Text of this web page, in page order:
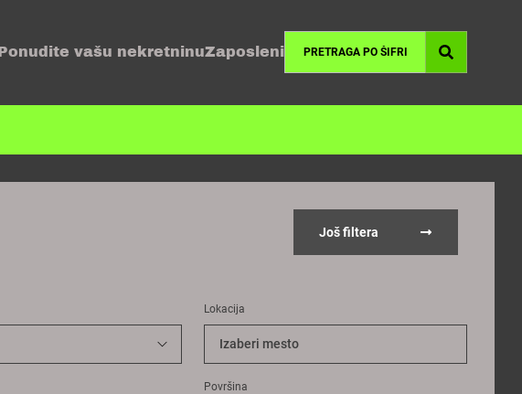
Ponudite vašu nekretninuZaposleni
Još filtera
Lokacija
Izaberi mesto
Površina